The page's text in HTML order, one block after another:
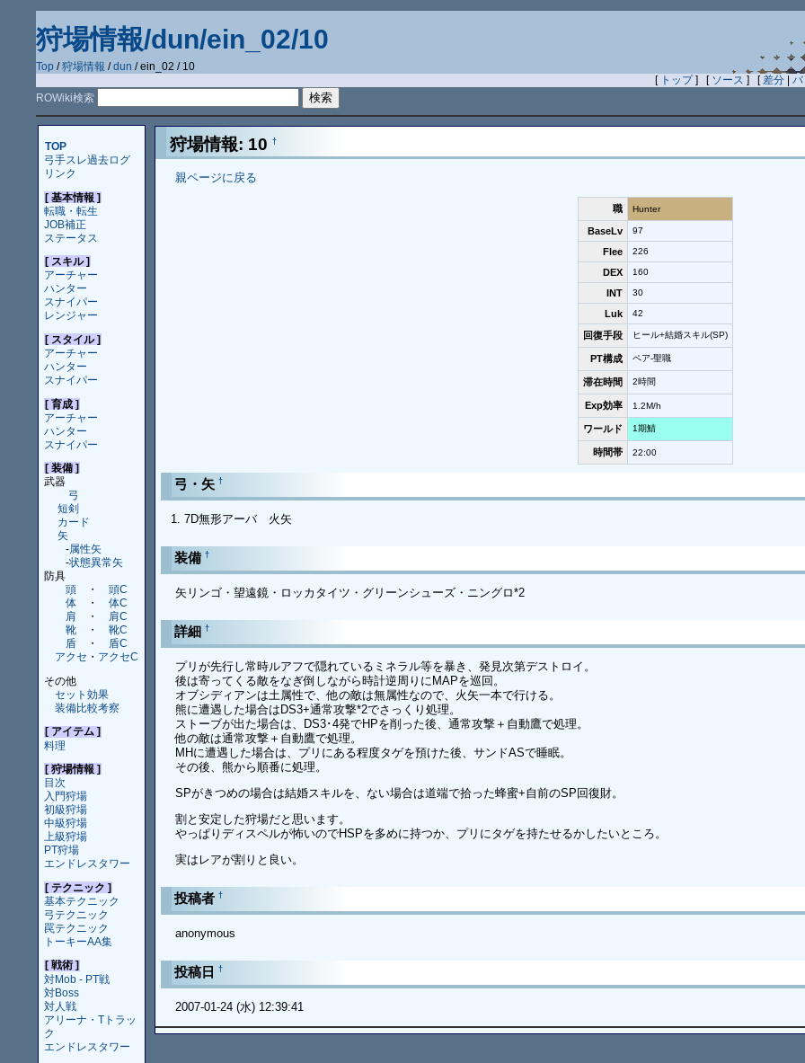
狩場情報/dun/ein_02/10
Top /狩場情報 /dun / ein_02 / 10
[ トップ] [ ソース ] [ 差分 |バ
ROWiki検索
TOP
弓手スレ過去ログ
リンク
[ 基本情報 ]
転職・転生
JOB補正
ステータス
[ スキル ]
アーチャー
ハンター
スナイパー
レンジャー
[ スタイル ]
アーチャー
ハンター
スナイパー
[ 育成 ]
アーチャー
ハンター
スナイパー
[ 装備 ]
武器
弓
短剣
カード
矢
-属性矢
-状態異常矢
防具
頭
・
頭C
体
・
体C
肩
・
肩C
靴
・
靴C
盾
・
盾C
アクセ ・ アクセC
その他
セット効果
装備比較考察
[ アイテム ]
料理
[ 狩場情報 ]
目次
入門狩場
初級狩場
中級狩場
上級狩場
PT狩場
エンドレスタワー
[ テクニック ]
基本テクニック
弓テクニック
罠テクニック
トーキーAA集
[ 戦術 ]
対Mob - PT戦
対Boss
対人戦
アリーナ・Tトラッ
ク
エンドレスタワー
狩場情報: 10 †
親ページに戻る
職 Hunter
BaseLv 97
Flee 226
DEX 160
INT 30
Luk 42
回復手段 ヒール+結婚スキル(SP)
PT構成 ペア-聖職
滞在時間 2時間
Exp効率 1.2M/h
ワールド 1期鯖
時間帯 22:00
弓・矢 †
7D無形アーバ 火矢
装備 †
矢リンゴ・望遠鏡・ロッカタイツ・グリーンシューズ・ニングロ*2
詳細 †
プリが先行し常時ルアフで隠れているミネラル等を暴き、発見次第デストロイ。
後は寄ってくる敵をなぎ倒しながら時計逆周りにMAPを巡回。
オブシディアンは土属性で、他の敵は無属性なので、火矢一本で行ける。
熊に遭遇した場合はDS3+通常攻撃*2でさっくり処理。
ストーブが出た場合は、DS3･4発でHPを削った後、通常攻撃＋自動鷹で処理。
他の敵は通常攻撃＋自動鷹で処理。
MHに遭遇した場合は、プリにある程度タゲを預けた後、サンドASで睡眠。
その後、熊から順番に処理。
SPがきつめの場合は結婚スキルを、ない場合は道端で拾った蜂蜜+自前のSP回復財。
割と安定した狩場だと思います。
やっぱりディスペルが怖いのでHSPを多めに持つか、プリにタゲを持たせるかしたいところ。
実はレアが割りと良い。
投稿者 †
anonymous
投稿日 †
2007-01-24 (水) 12:39:41